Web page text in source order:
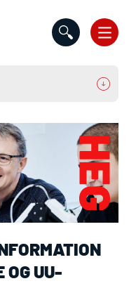
OGUU-